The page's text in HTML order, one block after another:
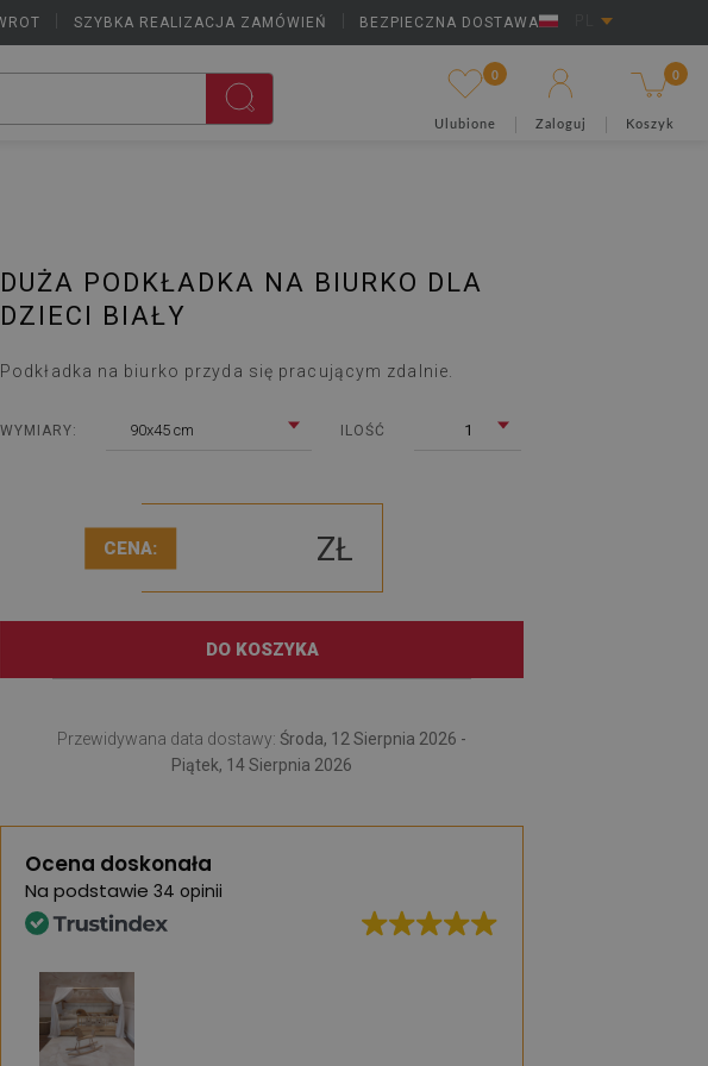
SZYBKA REALIZACJA ZAMÓWIEŃ BEZPIECZNA DOSTAWA
0
Ulubione Zaloguj
0
Koszyk
DUŻA PODKŁADKA NA BIURKO DLA
DZIECI BIAŁY
Podkładka na biurko przyda się pracującym zdalnie.
WYMIARY: 90x45 cm ILOŚĆ 1
CENA: ZŁ
DO KOSZYKA
Przewidywana data dostawy: Środa, 12 Sierpnia 2026 -
Piątek, 14 Sierpnia 2026
Ocena doskonała
Na podstawie 34 opinii